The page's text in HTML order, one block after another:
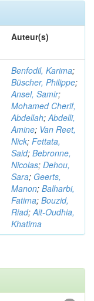
Auteur(s)
Benfodil, Karima;
Büscher, Philippe;
Ansel, Samir;
Mohamed Cherif,
Abdellah;Abdelli,
Amine; Van Reet,
Nick; Fettata,
Said; Bebronne,
Nicolas; Dehou,
Sara; Geerts,
Manon; Balharbi,
Fatima; Bouzid,
Riad;Ait-Oudhia,
Khatima